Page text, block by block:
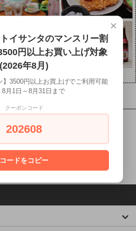
×
イサンタのマンスリー割
円以上お買い上げ対象
(2026年8月)
】3500円以上お買上げでご利用可能
8月1日～8月31日まで
クーポンコード
202608
コードをコピー